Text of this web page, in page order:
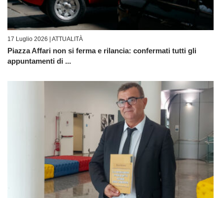
17 Luglio 2026 | ATTUALITÀ
Piazza Affari non si ferma e rilancia: confermati tutti gli
appuntamenti di ...